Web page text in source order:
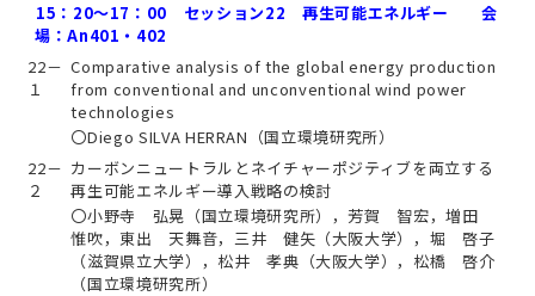
15：20～17：00 セッション22 再生可能エネルギー 会
場：An401・402
22－
１
Comparative analysis of the global energy production
from conventional and unconventional wind power
technologies
〇Diego SILVA HERRAN（国立環境研究所）
22－
２
カーボンニュートラルとネイチャーポジティブを両立する
再生可能エネルギー導入戦略の検討
〇小野寺 弘晃（国立環境研究所），芳賀 智宏，増田
惟吹，東出 天舞音，三井 健矢（大阪大学），堀 啓子
（滋賀県立大学），松井 孝典（大阪大学），松橋 啓介
（国立環境研究所）